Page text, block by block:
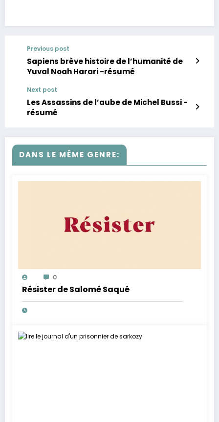
Previous post
Sapiens brève histoire de l’humanité de
Yuval Noah Harari -résumé
Next post
Les Assassins de l’aube de Michel Bussi -
résumé
DANS LE MÊME GENRE:
0
Résister de Salomé Saqué